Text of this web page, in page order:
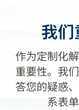
我
作为定制化
重要性。我
答您的疑惑
系表